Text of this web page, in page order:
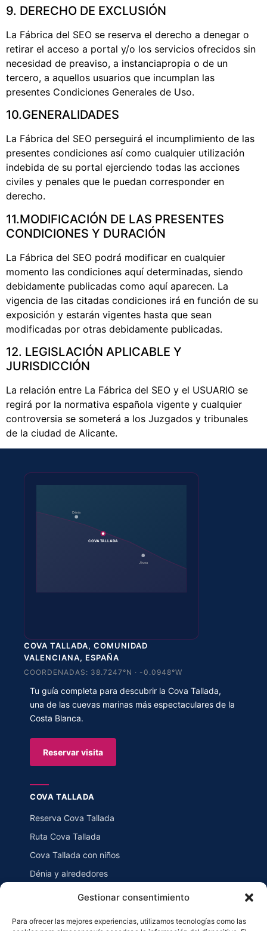
Gestionar consentimiento
Para ofrecer las mejores experiencias, utilizamos tecnologías como las
9. DERECHO DE EXCLUSIÓN
La Fábrica del SEO se reserva el derecho a denegar o
retirar el acceso a portal y/o los servicios ofrecidos sin
necesidad de preaviso, a instanciapropia o de un
tercero, a aquellos usuarios que incumplan las
presentes Condiciones Generales de Uso.
10.GENERALIDADES
La Fábrica del SEO perseguirá el incumplimiento de las
presentes condiciones así como cualquier utilización
indebida de su portal ejerciendo todas las acciones
civiles y penales que le puedan corresponder en
derecho.
11.MODIFICACIÓN DE LAS PRESENTES
CONDICIONES Y DURACIÓN
La Fábrica del SEO podrá modificar en cualquier
momento las condiciones aquí determinadas, siendo
debidamente publicadas como aquí aparecen. La
vigencia de las citadas condiciones irá en función de su
exposición y estarán vigentes hasta que sean
modificadas por otras debidamente publicadas.
12. LEGISLACIÓN APLICABLE Y
JURISDICCIÓN
La relación entre La Fábrica del SEO y el USUARIO se
regirá por la normativa española vigente y cualquier
controversia se someterá a los Juzgados y tribunales
de la ciudad de Alicante.
Dénia
COVA TALLADA
Jávea
COVA TALLADA, COMUNIDAD
VALENCIANA, ESPAÑA
COORDENADAS: 38.7247°N · -0.0948°W
Tu guía completa para descubrir la Cova Tallada,
una de las cuevas marinas más espectaculares de la
Costa Blanca.
Reservar visita
COVA TALLADA
Reserva Cova Tallada
Ruta Cova Tallada
Cova Tallada con niños
Dénia y alrededores